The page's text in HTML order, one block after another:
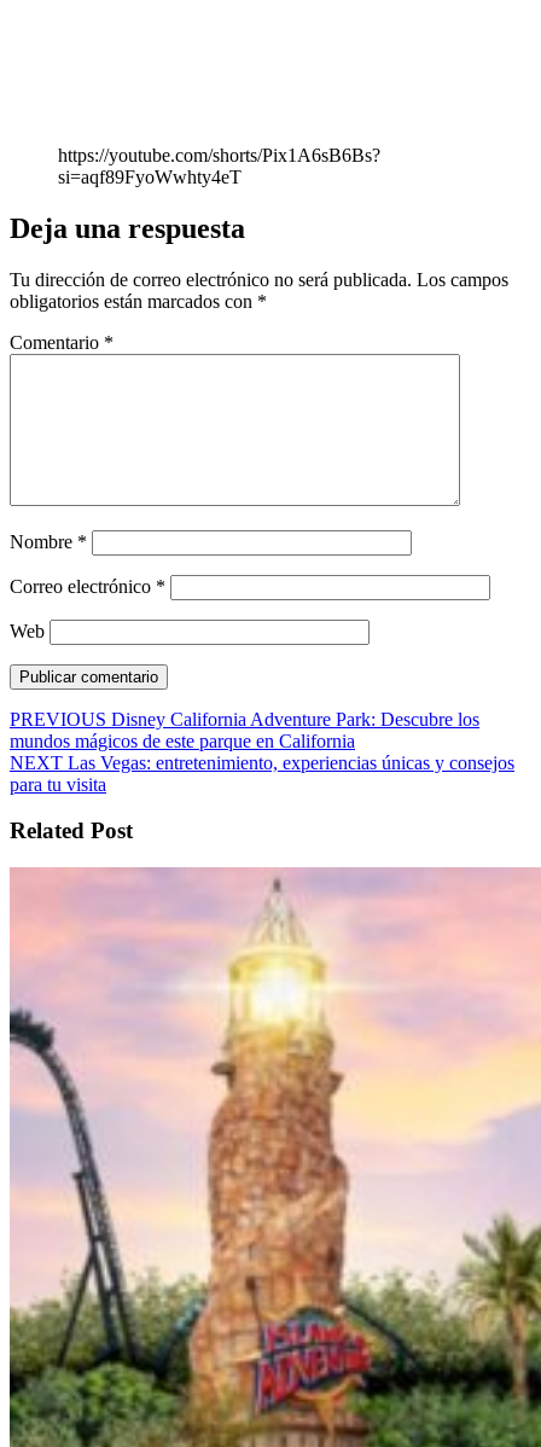
https://youtube.com/shorts/Pix1A6sB6Bs?
si=aqf89FyoWwhty4eT
Deja una respuesta
Tu dirección de correo electrónico no será publicada. Los campos
obligatorios están marcados con *
Comentario *
Nombre *
Correo electrónico *
Web
Navegación
de
entradas
PREVIOUS Entrada
anterior:
Disney California Adventure Park: Descubre los
mundos mágicos de este parque en California
NEXT Siguiente
entrada:
Las Vegas: entretenimiento, experiencias únicas y consejos
para tu visita
Related Post